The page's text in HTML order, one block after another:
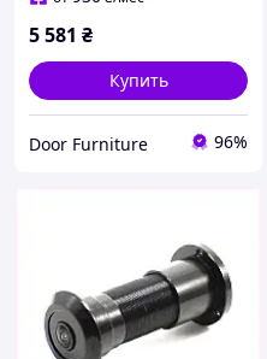
5 581 ₴
Купить
Door Furniture 96%